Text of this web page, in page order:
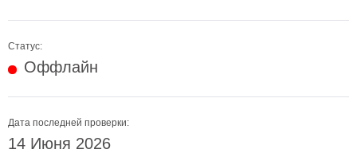
Статус:
Оффлайн
Дата последней проверки:
14 Июня 2026